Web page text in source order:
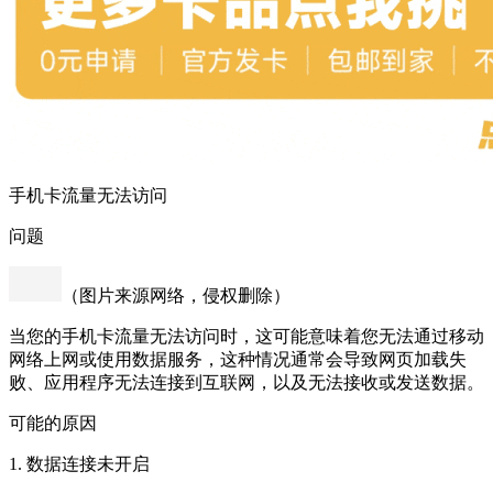
手机卡流量无法访问
问题
（图片来源网络，侵权删除）
当您的手机卡流量无法访问时，这可能意味着您无法通过移动
网络上网或使用数据服务，这种情况通常会导致网页加载失
败、应用程序无法连接到互联网，以及无法接收或发送数据。
可能的原因
1. 数据连接未开启